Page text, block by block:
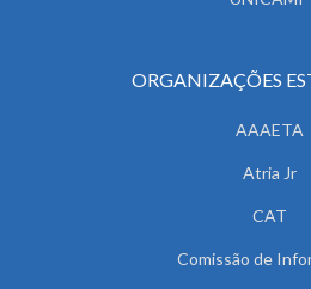
ORGANIZAÇÕES
AAAETA
Atria Jr
CAT
Comissão de